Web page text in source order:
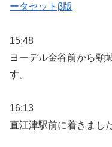
ータセットβ版
15:48
ヨーデル金谷前から頸
す。
16:13
直江津駅前に着きました